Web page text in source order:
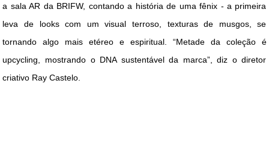
a sala AR da BRIFW, contando a história de uma fênix - a primeira
leva de looks com um visual terroso, texturas de musgos, se
tornando algo mais etéreo e espiritual. “Metade da coleção é
upcycling, mostrando o DNA sustentável da marca”, diz o diretor
criativo Ray Castelo.